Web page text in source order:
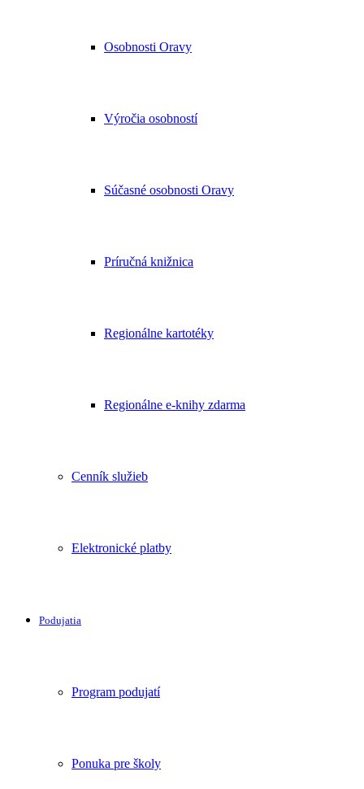
Osobnosti Oravy
Výročia osobností
Súčasné osobnosti Oravy
Príručná knižnica
Regionálne kartotéky
Regionálne e-knihy zdarma
Cenník služieb
Elektronické platby
Podujatia
Program podujatí
Ponuka pre školy